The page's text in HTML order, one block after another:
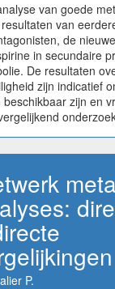
van goede
van
de
in secundaire
De resultaten
zijn indicatief
zijn en
P.